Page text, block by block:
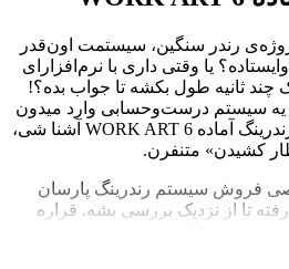
رندر سنگین، سیستمت اون‌قدر
یا وقتی داری با نرم‌افزارای
ثانیه طول بکشه تا جواب بده؟!
یه سیستم درست‌وحسابی وارد میدون
بشه! اینجا قراره با سیستم رندرینگ آماده WORK ART 6 آشنا شی،
کشیدن» متنفرن.
فروش سیستم رندرینگ پارسان
تا از نزدیک بررسی بشه. قراره
دنبال سیستمی هستی که هم